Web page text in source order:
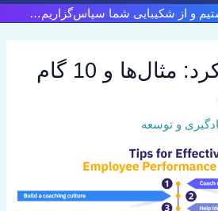
و از شکیبایی شما سپاس‌گزاریم…
مربیگری عملکرد: مثال‌ها و 10 گام
و توسعه